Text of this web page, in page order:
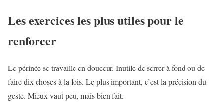
Les exercices les plus utiles pour le
renforcer
Le périnée se travaille en douceur. Inutile de serrer à fond ou de
faire dix choses à la fois. Le plus important, c’est la précision du
geste. Mieux vaut peu, mais bien fait.